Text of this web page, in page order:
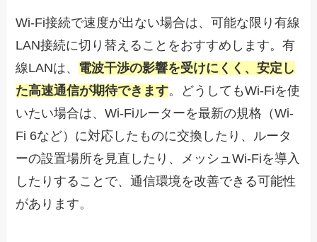
Wi-Fi接続で速度が出ない場合は、可能な限り有線
LAN接続に切り替えることをおすすめします。有
線LANは、 電波干渉の影響を受けにくく、安定し
た高速通信が期待できます。どうしてもWi-Fiを使
いたい場合は、Wi-Fiルーターを最新の規格（Wi-
Fi 6など）に対応したものに交換したり、ルータ
ーの設置場所を見直したり、メッシュWi-Fiを導入
したりすることで、通信環境を改善できる可能性
があります。